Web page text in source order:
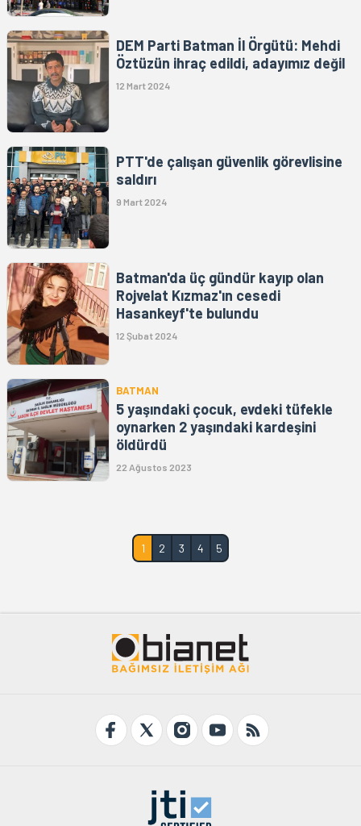
DEM Parti Batman İl Örgütü: Mehdi
Öztüzün ihraç edildi, adayımız değil
12 Mart 2024
PTT'de çalışan güvenlik görevlisine
saldırı
9 Mart 2024
Batman'da üç gündür kayıp olan
Rojvelat Kızmaz'ın cesedi
Hasankeyf'te bulundu
12 Şubat 2024
BATMAN
5 yaşındaki çocuk, evdeki tüfekle
oynarken 2 yaşındaki kardeşini
öldürdü
22 Ağustos 2023
1 2 3 4 5